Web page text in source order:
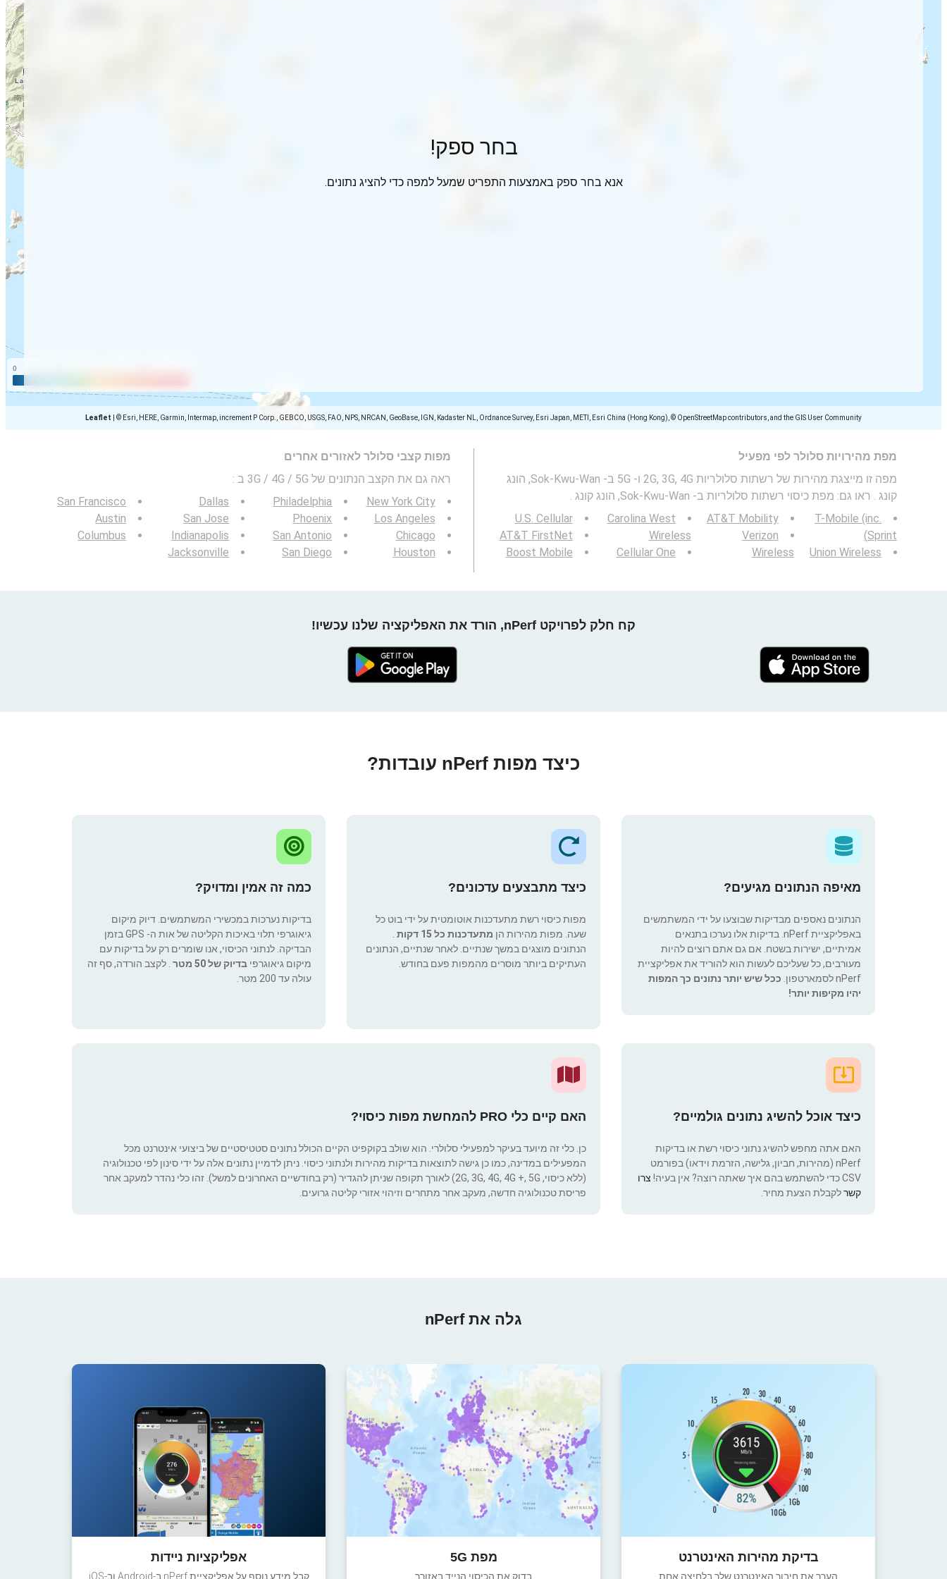
Leaflet © Esri, HERE, Garmin, Intermap, increment P Corp., GEBCO, USGS, FAO, NPS, NRCAN, GeoBase, IGN, Kadaster NL, Ordnance Survey, Esri Japan, METI, Esri China (Hong Kong), © OpenStreetMap contributors, and the GIS User Community
בחר ספק!
אנא בחר ספק באמצעות התפריט שמעל למפה כדי להציג נתונים.
מפת מהירויות סלולר לפי מפעיל
מפה זו מייצגת מהירות של רשתות סלולריות 2G, 3G, 4G ו- 5G ב- Sok-Kwu-Wan, הונג
קונג . ראו גם: מפת כיסוי רשתות סלולריות ב- Sok-Kwu-Wan, הונג קונג .
T-Mobile (inc.
Sprint)
Union Wireless
AT&T Mobility
Verizon
Wireless
Carolina West
Wireless
Cellular One
U.S. Cellular
AT&T FirstNet
Boost Mobile
מפות קצבי סלולר לאזורים אחרים
ראה גם את הקצב הנתונים של 3G / 4G / 5G ב
:
New York City
Los Angeles
Chicago
Houston
Philadelphia
Phoenix
San Antonio
San Diego
Dallas
San Jose
Indianapolis
Jacksonville
San Francisco
Austin
Columbus
קח חלק לפרויקט nPerf, הורד את האפליקציה שלנו עכשיו!
כיצד מפות nPerf עובדות?
מאיפה הנתונים מגיעים?
הנתונים נאספים מבדיקות שבוצעו על ידי המשתמשים
באפליקציית nPerf. בדיקות אלו נערכו בתנאים
אמיתיים, ישירות בשטח. אם גם אתם רוצים להיות
מעורבים, כל שעליכם לעשות הוא להוריד את אפליקציית
nPerf לסמארטפון.
ככל שיש יותר נתונים כך המפות
יהיו מקיפות יותר!
כיצד מתבצעים עדכונים?
מפות כיסוי רשת מתעדכנות אוטומטית על ידי בוט כל
שעה. מפות מהירות הן מתעדכנות כל 15 דקות
הנתונים מוצגים במשך שנתיים. לאחר שנתיים, הנתונים
העתיקים ביותר מוסרים מהמפות פעם בחודש.
כמה זה אמין ומדויק?
בדיקות נערכות במכשירי המשתמשים. דיוק מיקום
גיאוגרפי תלוי באיכות הקליטה של אות ה- GPS בזמן
הבדיקה. לנתוני הכיסוי, אנו שומרים רק על בדיקות עם
מיקום גיאוגרפי בדיוק של 50 מטר
. לקצב הורדה, סף זה
עולה עד 200 מטר.
כיצד אוכל להשיג נתונים גולמיים?
האם אתה מחפש להשיג נתוני כיסוי רשת או בדיקות
nPerf (מהירות, חביון, גלישה, הזרמת וידאו) בפורמט
CSV כדי להשתמש בהם איך שאתה רוצה? אין בעיה!
צרו
קשרלקבלת הצעת מחיר.
האם קיים כלי PRO להמחשת מפות כיסוי?
כן. כלי זה מיועד בעיקר למפעילי סלולרי. הוא שולב בקוקפיט הקיים הכולל נתונים סטטיסטיים של ביצועי אינטרנט מכל
המפעילים במדינה, כמו כן גישה לתוצאות בדיקות מהירות ולנתוני כיסוי. ניתן לדמיין נתונים אלה על ידי סינון לפי טכנולוגיה
(ללא כיסוי, 2G, 3G, 4G, 4G +, 5G) לאורך תקופה שניתן להגדיר (רק בחודשיים האחרונים למשל). זהו כלי נהדר למעקב אחר
פריסת טכנולוגיה חדשה, מעקב אחר מתחרים וזיהוי אזורי קליטה גרועים.
גלה את nPerf
בדיקת מהירות האינטרנט
הערך את חיבור האינטרנט שלך בלחיצה אחת
מפת 5G
בדוק את הכיסוי הנייד באזורך
אפליקציות ניידות
קבל מידע נוסף על אפליקציית nPerf ב-Android וב-iOS